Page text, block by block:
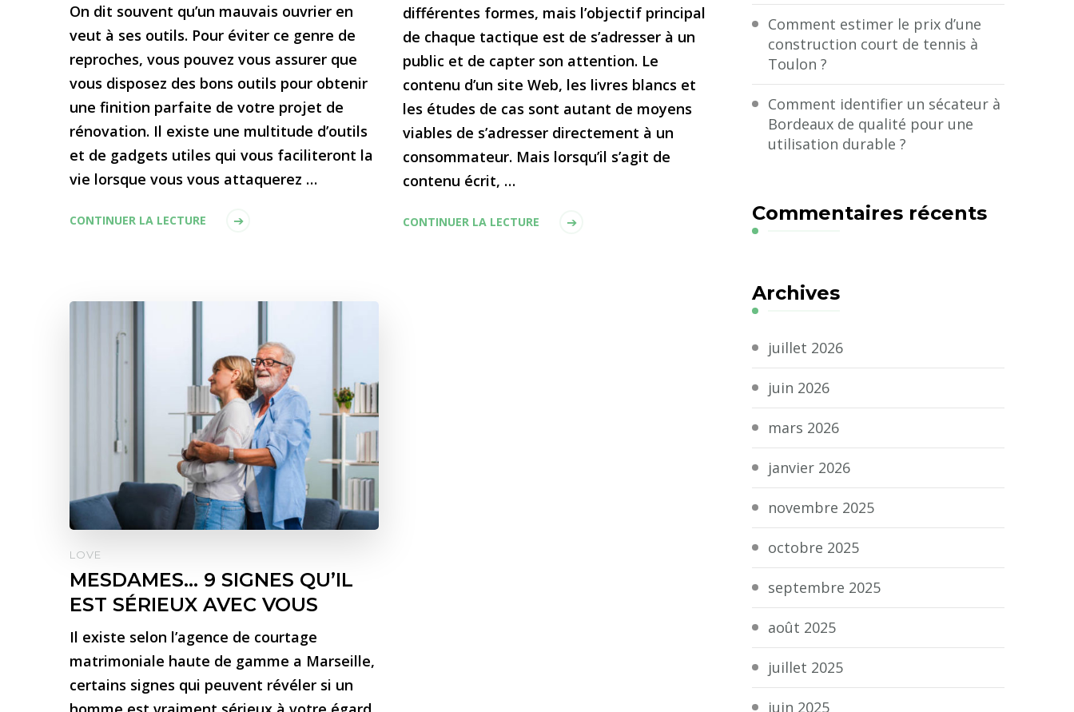
On dit souvent qu’un mauvais ouvrier en
veut à ses outils. Pour éviter ce genre de
reproches, vous pouvez vous assurer que
vous disposez des bons outils pour obtenir
une finition parfaite de votre projet de
rénovation. Il existe une multitude d’outils
et de gadgets utiles qui vous faciliteront la
vie lorsque vous vous attaquerez …
CONTINUER LA LECTURE
différentes formes, mais l’objectif principal
de chaque tactique est de s’adresser à un
public et de capter son attention. Le
contenu d’un site Web, les livres blancs et
les études de cas sont autant de moyens
viables de s’adresser directement à un
consommateur. Mais lorsqu’il s’agit de
contenu écrit, …
CONTINUER LA LECTURE
LOVE
MESDAMES… 9 SIGNES QU’IL
EST SÉRIEUX AVEC VOUS
Il existe selon l’agence de courtage
matrimoniale haute de gamme a Marseille,
certains signes qui peuvent révéler si un
Comment estimer le prix d’une
construction court de tennis à
Toulon ?
Comment identifier un sécateur à
Bordeaux de qualité pour une
utilisation durable ?
Commentaires récents
Archives
juillet 2026
juin 2026
mars 2026
janvier 2026
novembre 2025
octobre 2025
septembre 2025
août 2025
juillet 2025
juin 2025